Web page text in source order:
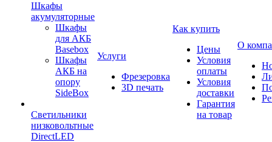
Шкафы
акумуляторные
Шкафы
для АКБ
Basebox
Шкафы
АКБ на
опору
SideBox
Светильники
низковольтные
DirectLED
Услуги
Фрезеровка
3D печать
Как купить
Цены
Условия
оплаты
Условия
доставки
Гарантия
на товар
О